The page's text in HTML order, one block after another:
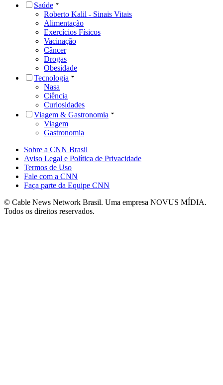
Saúde
Roberto Kalil - Sinais Vitais
Alimentação
Exercícios Físicos
Vacinação
Câncer
Drogas
Obesidade
Tecnologia
Nasa
Ciência
Curiosidades
Viagem & Gastronomia
Viagem
Gastronomia
Sobre a CNN Brasil
Aviso Legal e Política de Privacidade
Termos de Uso
Fale com a CNN
Faça parte da Equipe CNN
© Cable News Network Brasil. Uma empresa NOVUS MÍDIA.
Todos os direitos reservados.